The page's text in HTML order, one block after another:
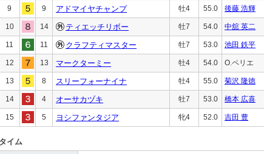
9 9 アドマイヤチャンプ 牡4 55.0 後藤 浩輝
10 14 ティエッチリボー 牡7 54.0 中舘 英二
11 11 クラフティマスター 牡7 53.0 池田 鉄平
12 13 マークターミー 牡4 54.0 O.ペリエ
13 8 スリーフォーナイナ 牡4 55.0 菊沢 隆徳
14 4 オーサカヅキ 牡7 53.0 橋本 広喜
15 5 ヨシファンタジア 牝4 52.0 吉田 豊
タイム